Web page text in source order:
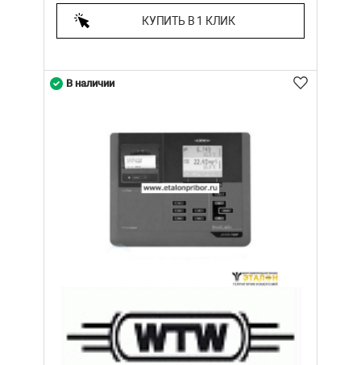
КУПИТЬ В 1 КЛИК
В наличии